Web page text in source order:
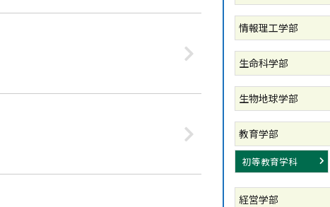
情報理工学部
生命科学部
生物地球学部
教育学部
初等教育学科
経営学部